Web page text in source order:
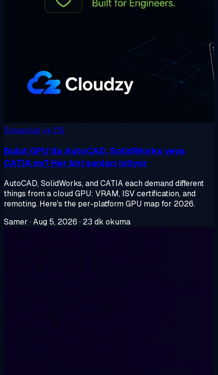
Sunucular ve OS
Bulut GPU'da AutoCAD, SolidWorks veya
CATIA mı? Her biri şunları istiyor
AutoCAD, SolidWorks, and CATIA each demand different
things from a cloud GPU: VRAM, ISV certification, and
remoting. Here's the per-platform GPU map for 2026.
Samer ·Aug 5, 2026 · 23 dk okuma